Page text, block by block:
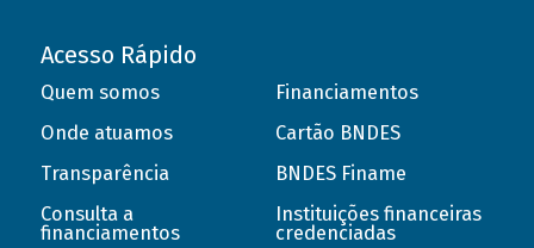
Acesso Rápido
Quem somos
Onde atuamos
Transparência
Consulta a
financiamentos
Financiamentos
Cartão BNDES
BNDES Finame
Instituições financeiras
credenciadas